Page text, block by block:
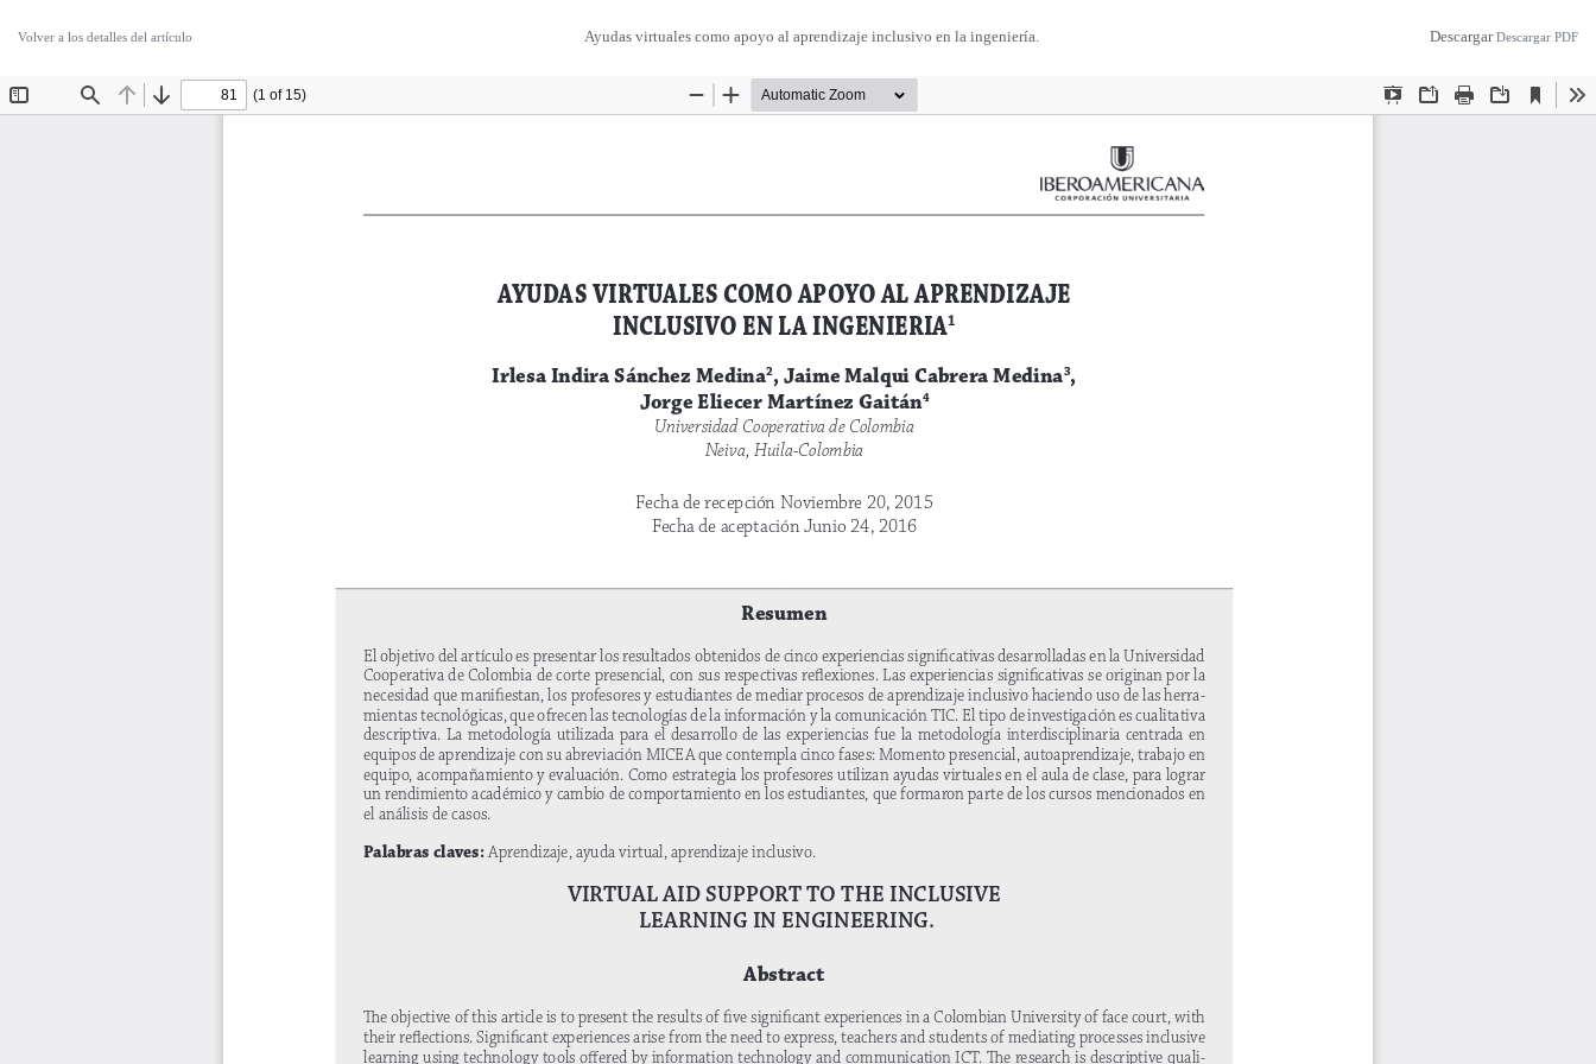
Volver a los detalles del artículo Ayudas virtuales como apoyo al aprendizaje inclusivo en la ingeniería. DescargarDescargar PDF